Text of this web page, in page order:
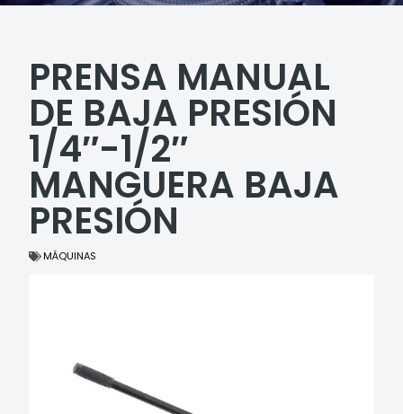
PRENSA MANUAL
DE BAJA PRESIÓN
1/4″-1/2″
MANGUERA BAJA
PRESIÓN
MÁQUINAS